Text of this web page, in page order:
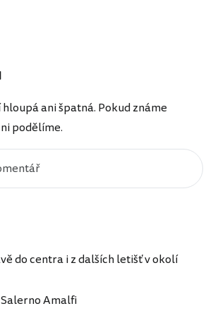
ani špatná. Pokud známe
podělíme.
do centra i z dalších letišť v okolí
Amalfi